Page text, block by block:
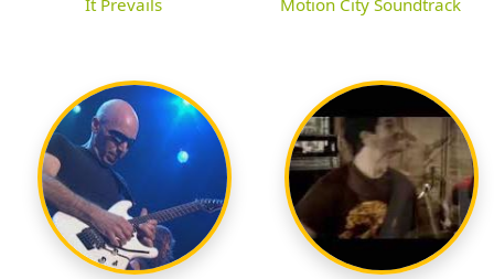
It Prevails Motion City Soundtrack